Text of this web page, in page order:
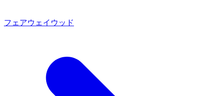
フェアウェイウッド